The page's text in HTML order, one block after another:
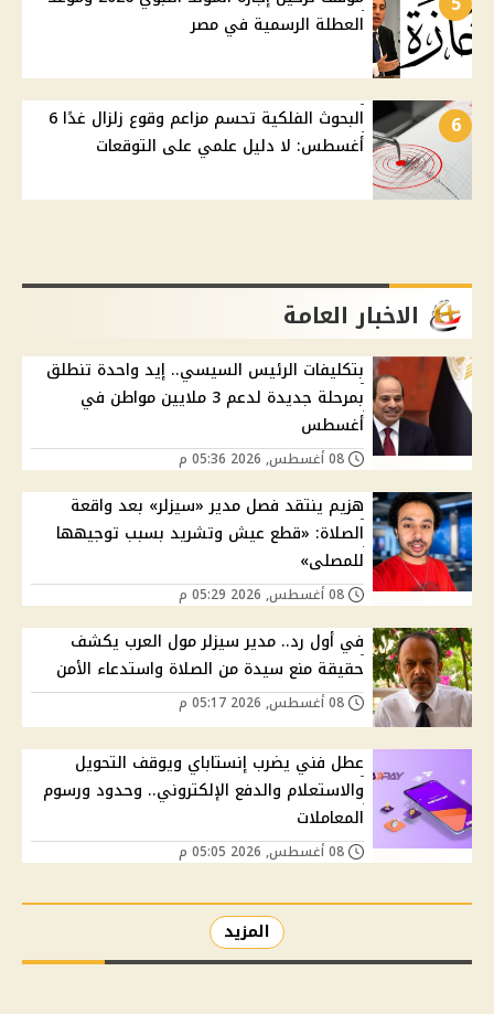
العطلة الرسمية في مصر
6
البحوث الفلكية تحسم مزاعم وقوع زلزال غدًا 6
أغسطس: لا دليل علمي على التوقعات
الاخبار العامة
بتكليفات الرئيس السيسي.. إيد واحدة تنطلق
بمرحلة جديدة لدعم 3 ملايين مواطن في
أغسطس
هزيم ينتقد فصل مدير «سيزلر» بعد واقعة
الصلاة: «قطع عيش وتشريد بسبب توجيهها
للمصلى»
في أول رد.. مدير سيزلر مول العرب يكشف
حقيقة منع سيدة من الصلاة واستدعاء الأمن
عطل فني يضرب إنستاباي ويوقف التحويل
والاستعلام والدفع الإلكتروني.. وحدود ورسوم
المعاملات
المزيد